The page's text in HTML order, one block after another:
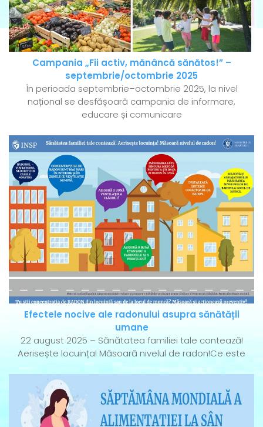
Campania „Fii activ, mănâncă sănătos!” –
septembrie/octombrie 2025
În perioada septembrie–octombrie 2025, la nivel
național se desfășoară campania de informare,
educare și comunicare
Efectele nocive ale radonului asupra sănătății
umane
22 august 2025 – Sănătatea familiei tale contează!
Aerisește locuința! Măsoară nivelul de radon!Ce este